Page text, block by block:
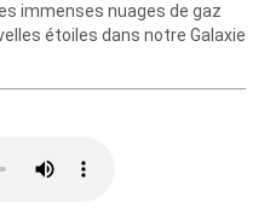
immenses nuages de gaz
étoiles dans notre Galaxie